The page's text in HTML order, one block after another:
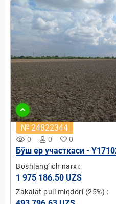
remove_red_eye 0 0 0
№ 24822344
Бўш ер участкаси -
Boshlang‘ich narxi:
1 975 186.50 UZS
Zakalat puli miqdori (25%) :